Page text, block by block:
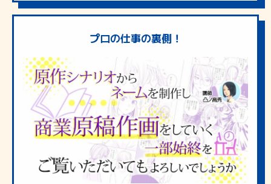
プロの仕事の裏側！